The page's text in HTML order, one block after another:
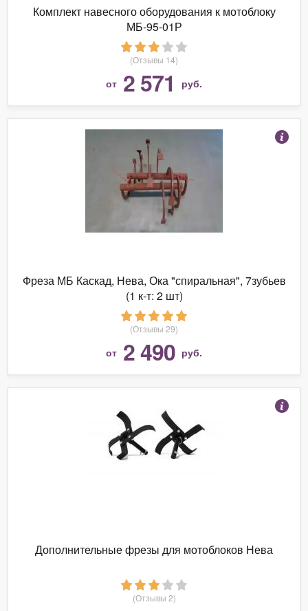
Комплект навесного оборудования к мотоблоку
МБ-95-01Р
(Отзывы 14)
от 2 571 руб.
Фреза МБ Каскад, Нева, Ока "спиральная", 7зубьев
(1 к-т: 2 шт)
(Отзывы 29)
от 2 490 руб.
Дополнительные фрезы для мотоблоков Нева
(Отзывы 2)